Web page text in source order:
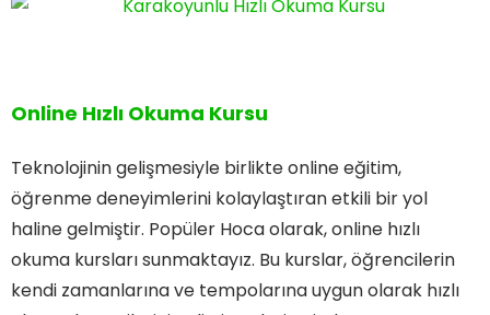
Online Hızlı Okuma Kursu
Teknolojinin gelişmesiyle birlikte online eğitim,
öğrenme deneyimlerini kolaylaştıran etkili bir yol
haline gelmiştir. Popüler Hoca olarak, online hızlı
okuma kursları sunmaktayız. Bu kurslar, öğrencilerin
kendi zamanlarına ve tempolarına uygun olarak hızlı